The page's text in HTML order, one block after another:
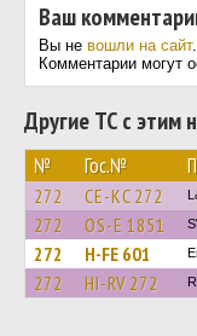
Ваш
Вы не вошли на сайт.
Комментарии могут
Другие ТС с этим
№ Гос.№
272 CE-KC 272
272 OS-E 1851
272 H-FE 601
272 HI-RV 272